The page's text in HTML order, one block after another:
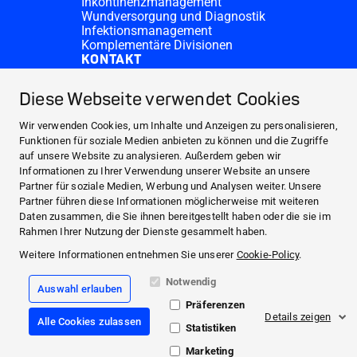
Diese Webseite verwendet Cookies
Wir verwenden Cookies, um Inhalte und Anzeigen zu personalisieren,
Funktionen für soziale Medien anbieten zu können und die Zugriffe
auf unsere Website zu analysieren. Außerdem geben wir
Informationen zu Ihrer Verwendung unserer Website an unsere
Partner für soziale Medien, Werbung und Analysen weiter. Unsere
Partner führen diese Informationen möglicherweise mit weiteren
Daten zusammen, die Sie ihnen bereitgestellt haben oder die sie im
Rahmen Ihrer Nutzung der Dienste gesammelt haben.
Weitere Informationen entnehmen Sie unserer Cookie-Policy.
Auswahl erlauben
Alle Cookies zulassen
Notwendig
Präferenzen
Statistiken
Marketing
Details zeigen
Wundversorgung und Diagnostik
Infektionsmanagement
Komplementäre Divisionen
KONTAKT
Spendenanfragen
HARTMANN-Standorte
WEBSITES
NEWS UND PRESSE
INVESTOR RELATIONS
ÜBER UNS
KONTAKT
Facebook
Compliance
Allgemeine Geschäftsbedingungen
Datenschutzinformation
Cookie Richtlinie